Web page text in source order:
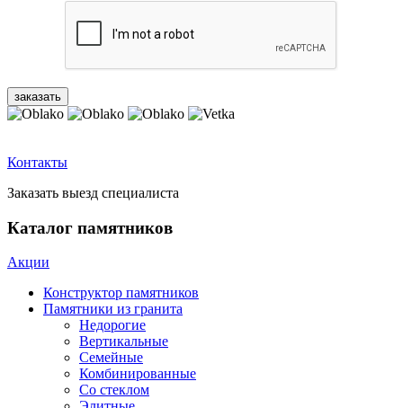
Контакты
Заказать выезд специалиста
Каталог памятников
Акции
Конструктор памятников
Памятники из гранита
Недорогие
Вертикальные
Семейные
Комбинированные
Со стеклом